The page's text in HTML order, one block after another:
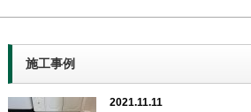
施工事例
2021.11.11